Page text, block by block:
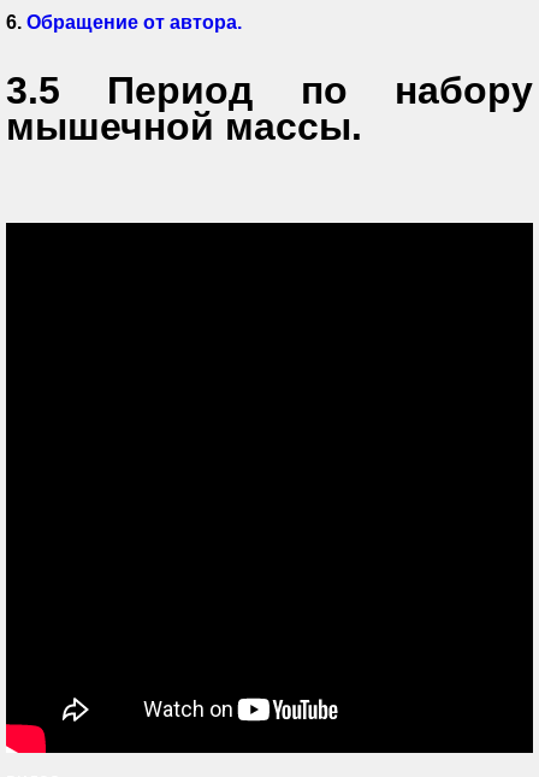
6. Обращение от автора.
3.5 Период по набору
мышечной массы.